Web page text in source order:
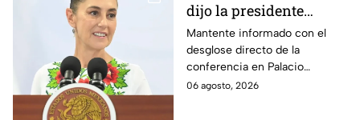
dijo la presidente
Claudia Sheinbaum
hoy jueves 6 de agosto
en la mañanera
Mantente informado con el
desglose directo de la
conferencia en Palacio
Nacional este jueves 6 de
06 agosto, 2026